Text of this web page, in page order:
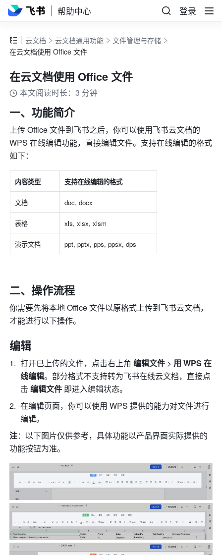
帮助中心 登录
云文档 云文档通用功能
文件管理与存储
在云文档使用 Office 文件
在云文档使用 Office 文件
本文阅读时长：3 分钟
一、功能简介
上传 Office 文件到飞书之后，你可以使用飞书云文档的
WPS 在线编辑功能，直接编辑文件。支持在线编辑的格式
如下：
内容类型 支持在线编辑的格式
文档 doc, docx
表格 xls, xlsx, xlsm
演示文档 ppt, pptx, pps, ppsx, dps
二、操作流程
你需要先将本地 Office 文件以原格式上传到飞书云文档，
才能进行以下操作。
编辑
打开已上传的文件，点击右上角 编辑文件 > 用 WPS 在
线编辑。部分格式不支持转为飞书在线云文档，直接点
击 编辑文件 即进入编辑状态。
在编辑页面，你可以使用 WPS 提供的能力对文件进行
编辑。
注：以下图片仅供参考，具体功能以产品界面实际提供的
功能按钮为准。